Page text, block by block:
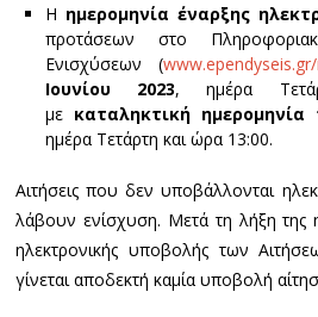
Η ημερομηνία έναρξης
προτάσεων στο
Ενισχύσεων (
Ιουνίου 2023, ημέρα
με καταληκτική ημερομηνία
ημέρα Τετάρτη και ώρα 13:00.
Αιτήσεις που δεν υποβάλλονται
λάβουν ενίσχυση. Μετά τη λήξη της
ηλεκτρονικής υποβολής των
γίνεται αποδεκτή καμία υποβολή